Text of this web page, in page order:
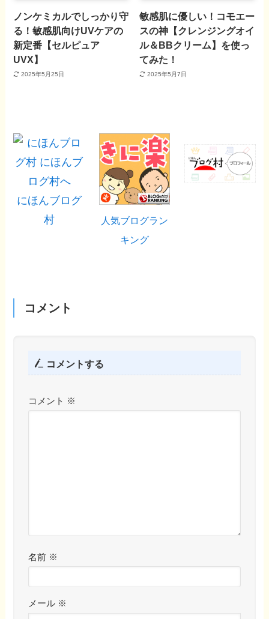
ノンケミカルでしっかり守
る！敏感肌向けUVケアの
新定番【セルピュア
UVX】
2025年5月25日
敏感肌に優しい！コモエー
スの神【クレンジングオイ
ル＆BBクリーム】を使っ
てみた！
2025年5月7日
にほんブログ
村
人気ブログラン
キング
コメント
コメントする
コメント ※
名前 ※
メール ※